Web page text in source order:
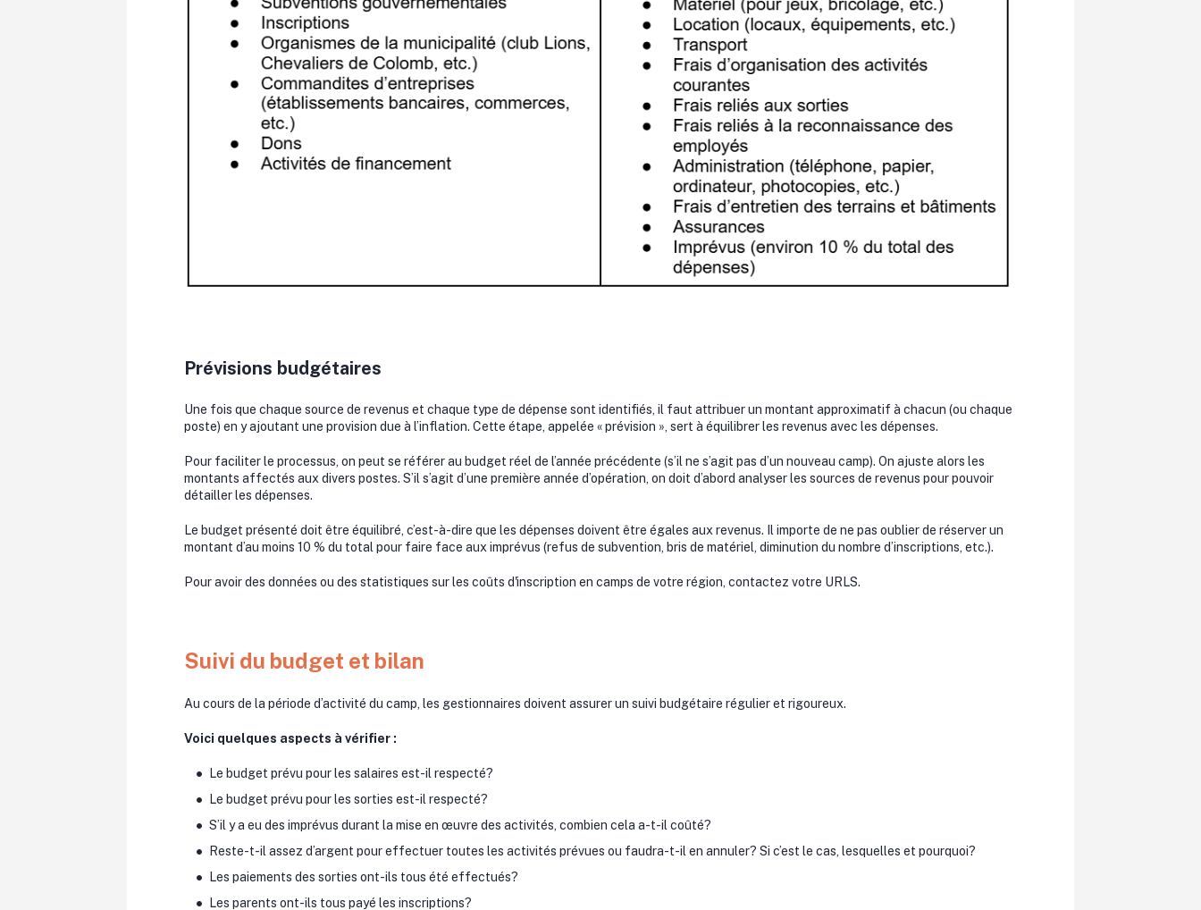
Prévisions budgétaires
Une fois que chaque source de revenus et chaque type de dépense sont identifiés, il faut attribuer un montant approximatif à chacun (ou chaque
poste) en y ajoutant une provision due à l’inflation. Cette étape, appelée « prévision », sert à équilibrer les revenus avec les dépenses.
Pour faciliter le processus, on peut se référer au budget réel de l’année précédente (s’il ne s’agit pas d’un nouveau camp). On ajuste alors les
montants affectés aux divers postes. S’il s’agit d’une première année d’opération, on doit d’abord analyser les sources de revenus pour pouvoir
détailler les dépenses.
Le budget présenté doit être équilibré, c’est-à-dire que les dépenses doivent être égales aux revenus. Il importe de ne pas oublier de réserver un
montant d’au moins 10 % du total pour faire face aux imprévus (refus de subvention, bris de matériel, diminution du nombre d’inscriptions, etc.).
Pour avoir des données ou des statistiques sur les coûts d'inscription en camps de votre région, contactez votre URLS.
Suivi du budget et bilan
Au cours de la période d’activité du camp, les gestionnaires doivent assurer un suivi budgétaire régulier et rigoureux.
Voici quelques aspects à vérifier :
Le budget prévu pour les salaires est-il respecté?
Le budget prévu pour les sorties est-il respecté?
S’il y a eu des imprévus durant la mise en œuvre des activités, combien cela a-t-il coûté?
Reste-t-il assez d’argent pour effectuer toutes les activités prévues ou faudra-t-il en annuler? Si c’est le cas, lesquelles et pourquoi?
Les paiements des sorties ont-ils tous été effectués?
Les parents ont-ils tous payé les inscriptions?